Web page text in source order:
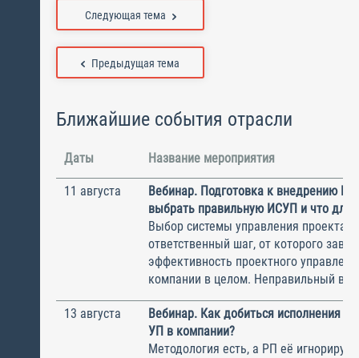
Предыдущая тема
Следующая тема
Ближайшие события отрасли
Даты Название мероприятия
11 августа
Вебинар. Подготовка к внедрению
выбрать правильную ИСУП и что для
Выбор системы управления
ответственный шаг, от которого
эффективность проектного
компании в целом. Неправильный
13 августа
Вебинар. Как добиться исполнения
УП в компании?
Методология есть, а РП её